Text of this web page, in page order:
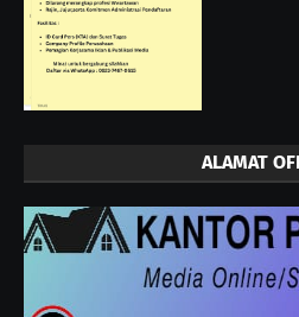
ALAMAT